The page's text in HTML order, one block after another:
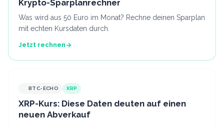
Krypto-Sparplanrechner
Was wird aus 50 Euro im Monat? Rechne deinen Sparplan
mit echten Kursdaten durch.
Jetzt rechnen
BTC-ECHO XRP
XRP-Kurs: Diese Daten deuten auf einen
neuen Abverkauf